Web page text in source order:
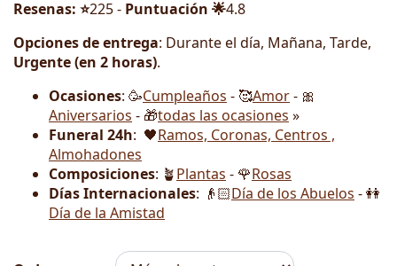
Resenas: ⭐225 - Puntuación 🌟4.8
Opciones de entrega: Durante el día, Mañana, Tarde,
Urgente (en 2 horas).
Ocasiones: 🥳Cumpleaños - 🥰Amor- 🎀
Aniversarios - 🎁todas las ocasiones »
Funeral 24h: 🖤Ramos, Coronas, Centros ,
Almohadones
Composiciones: 🪴Plantas - 🌹Rosas
Días Internacionales: 👴🏻Día de los Abuelos - 👭
Día de la Amistad